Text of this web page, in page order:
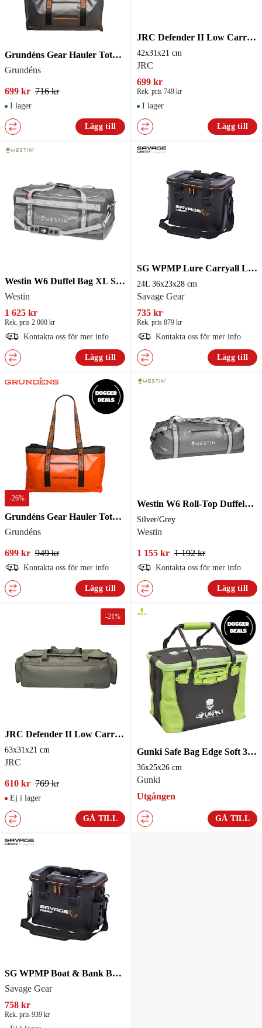
Grundéns Gear Hauler Tote bag 50L Anchor
Grundéns
699 kr 716 kr
I lager
Lägg till
JRC Defender II Low Carryall Green 42x31x21 cm
42x31x21 cm
JRC
699 kr
Rek. pris 749 kr
I lager
Lägg till
Westin W6 Duffel Bag XL Silver/Grey
Westin
1 625 kr
Rek. pris 2 000 kr
Kontakta oss för mer info
Lägg till
SG WPMP Lure Carryall Large
24L 36x23x28 cm
Savage Gear
735 kr
Rek. pris 879 kr
Kontakta oss för mer info
Lägg till
-26%
Grundéns Gear Hauler Tote bag 50L Red Orange
Grundéns
699 kr 949 kr
Kontakta oss för mer info
Lägg till
Westin W6 Roll-Top Duffelbag XL Silver/Grey
Silver/Grey
Westin
1 155 kr 1 192 kr
Kontakta oss för mer info
Lägg till
-21%
JRC Defender II Low Carryall XL Green 63x31x21 cm
63x31x21 cm
JRC
610 kr 769 kr
Ej i lager
GÅ TILL
Gunki Safe Bag Edge Soft 36 36x25x26 cm
36x25x26 cm
Gunki
Utgången
GÅ TILL
SG WPMP Boat & Bank Bag L 24L 36x23x28 cm
Savage Gear
758 kr
Rek. pris 939 kr